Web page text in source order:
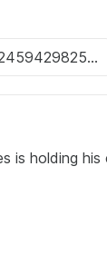
is holding